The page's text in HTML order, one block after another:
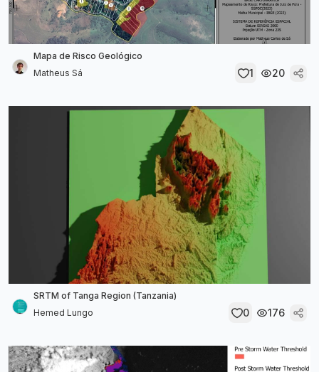
Mapa de Risco Geológico
Matheus Sá
1 20
SRTM of Tanga Region (Tanzania)
Hemed Lungo
0 176